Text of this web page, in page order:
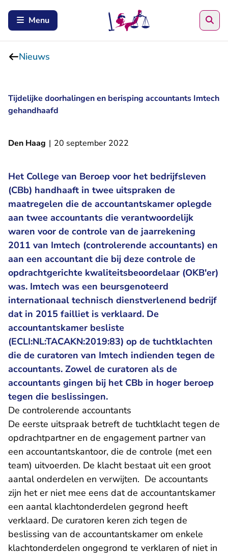
Menu
Nieuws
Tijdelijke doorhalingen en berisping accountants Imtech
gehandhaafd
Den Haag | 20 september 2022
Het College van Beroep voor het bedrijfsleven
(CBb) handhaaft in twee uitspraken de
maatregelen die de accountantskamer oplegde
aan twee accountants die verantwoordelijk
waren voor de controle van de jaarrekening
2011 van Imtech (controlerende accountants) en
aan een accountant die bij deze controle de
opdrachtgerichte kwaliteitsbeoordelaar (OKB'er)
was. Imtech was een beursgenoteerd
internationaal technisch dienstverlenend bedrijf
dat in 2015 failliet is verklaard. De
accountantskamer besliste
(ECLI:NL:TACAKN:2019:83) op de tuchtklachten
die de curatoren van Imtech indienden tegen de
accountants. Zowel de curatoren als de
accountants gingen bij het CBb in hoger beroep
tegen die beslissingen.
De controlerende accountants
De eerste uitspraak betreft de tuchtklacht tegen de
opdrachtpartner en de engagement partner van
een accountantskantoor, die de controle (met een
team) uitvoerden. De klacht bestaat uit een groot
aantal onderdelen en verwijten. De accountants
zijn het er niet mee eens dat de accountantskamer
een aantal klachtonderdelen gegrond heeft
verklaard. De curatoren keren zich tegen de
beslissing van de accountantskamer om enkele
klachtonderdelen ongegrond te verklaren of niet in